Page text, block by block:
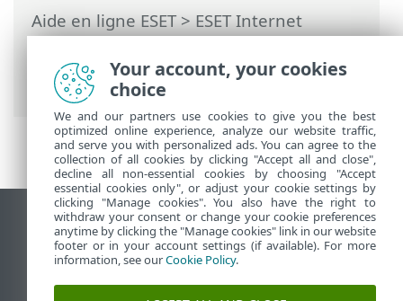
Aide en ligne ESET>ESET Internet
Security>Configuration avancée>
Interface utilisateur>Mode joueur>
Applications exclues du mode joueur
Afficher le site des postes de travail
End of Life
Base de connaissances ESET
Forum ESET
Your account, your cookies
choice
We and our partners use cookies to give you the best
optimized online experience, analyze our website traffic,
and serve you with personalized ads. You can agree to the
collection of all cookies by clicking "Accept all and close",
decline all non-essential cookies by choosing "Accept
essential cookies only", or adjust your cookie settings by
clicking "Manage cookies". You also have the right to
withdraw your consent or change your cookie preferences
anytime by clicking the "Manage cookies" link in our website
footer or in your account settings (if available). For more
information, see ourCookie Policy.